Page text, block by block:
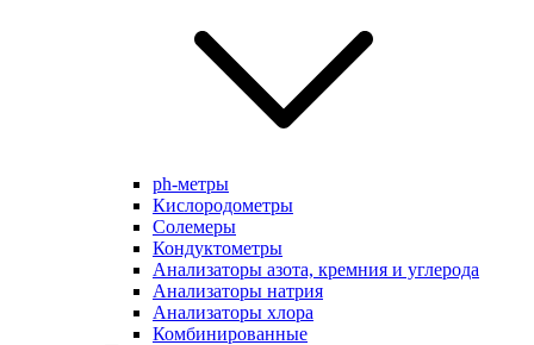
ph-метры
Кислородометры
Солемеры
Кондуктометры
Анализаторы азота, кремния и углерода
Анализаторы натрия
Анализаторы хлора
Комбинированные